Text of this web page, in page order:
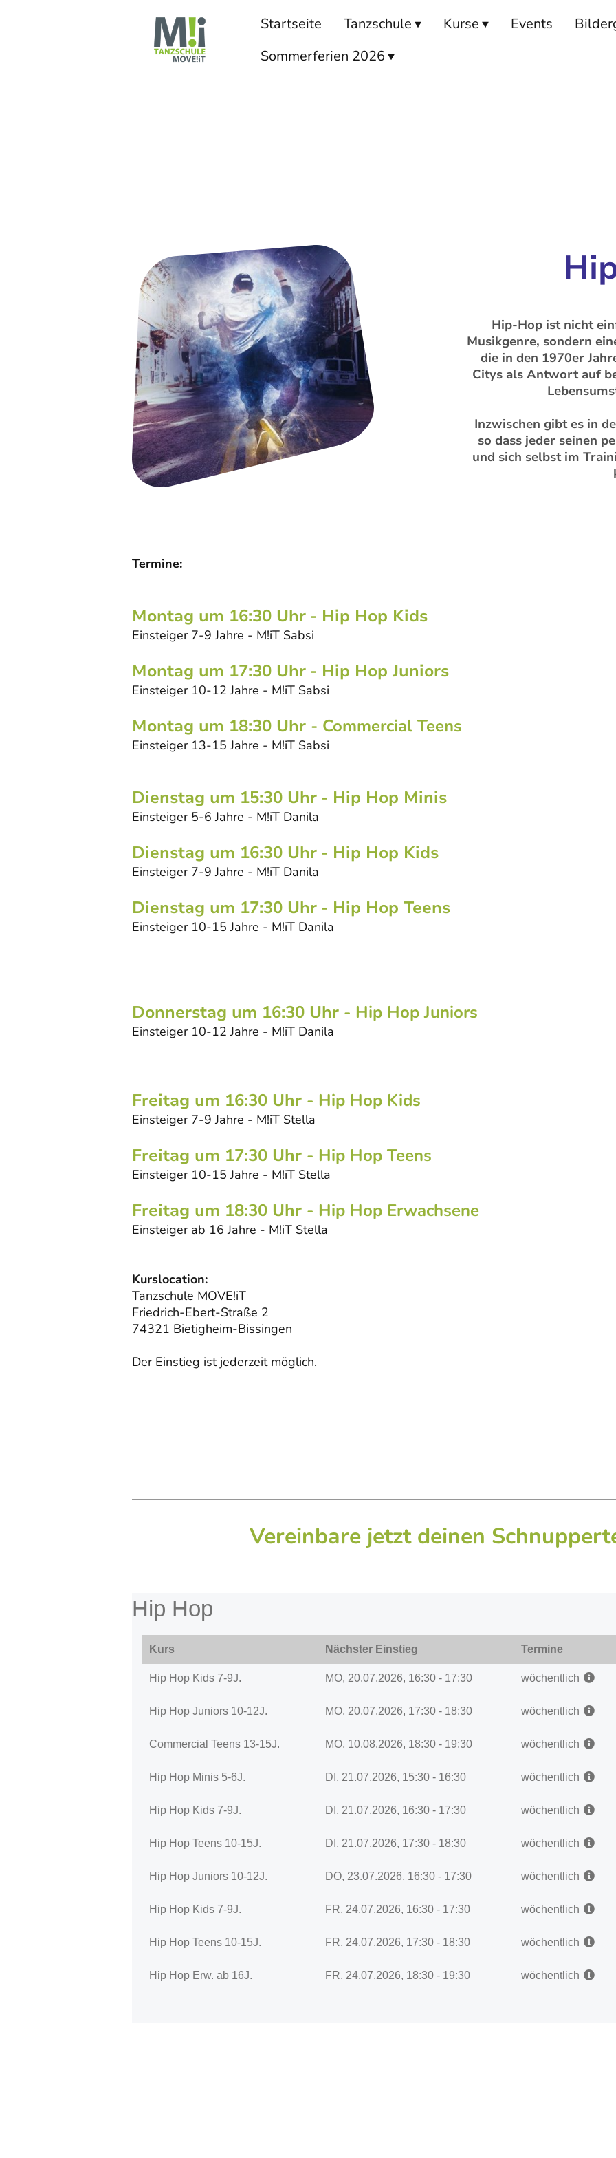
Startseite Tanzschule Kurse Events
Sommerferien 2026
Hip-Hop ist nicht
Musikgenre, sondern
die in den 1970er
Citys als Antwort auf
Inzwischen gibt es in
so dass jeder seinen
und sich selbst im
Termine:
Montag um 16:30 Uhr - Hip Hop Kids
Einsteiger 7-9 Jahre - M!iT Sabsi
Montag um 17:30 Uhr - Hip Hop Juniors
Einsteiger 10-12 Jahre - M!iT Sabsi
Montag um 18:30 Uhr - Commercial Teens
Einsteiger 13-15 Jahre - M!iT Sabsi
Dienstag um 15:30 Uhr - Hip Hop Minis
Einsteiger 5-6 Jahre - M!iT Danila
Dienstag um 16:30 Uhr - Hip Hop Kids
Einsteiger 7-9 Jahre - M!iT Danila
Dienstag um 17:30 Uhr - Hip Hop Teens
Einsteiger 10-15 Jahre - M!iT Danila
Donnerstag um 16:30 Uhr - Hip Hop Juniors
Einsteiger 10-12 Jahre - M!iT Danila
Freitag um 16:30 Uhr - Hip Hop Kids
Einsteiger 7-9 Jahre - M!iT Stella
Freitag um 17:30 Uhr - Hip Hop Teens
Einsteiger 10-15 Jahre - M!iT Stella
Freitag um 18:30 Uhr - Hip Hop Erwachsene
Einsteiger ab 16 Jahre - M!iT Stella
Kurslocation:
Tanzschule MOVE!iT
Friedrich-Ebert-Straße 2
74321 Bietigheim-Bissingen
Der Einstieg ist jederzeit möglich.
Vereinbare jetzt deinen